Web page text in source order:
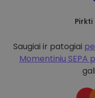
Pirkti
Saugiai ir patogiai
Momentiniu SEPA